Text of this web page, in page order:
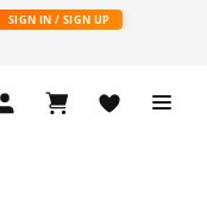
SIGN IN / SIGN UP